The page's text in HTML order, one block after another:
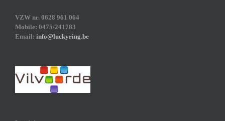
VZW nr. 0628 961 064
Mobile: 0475/241783
Email: info@luckyring.be